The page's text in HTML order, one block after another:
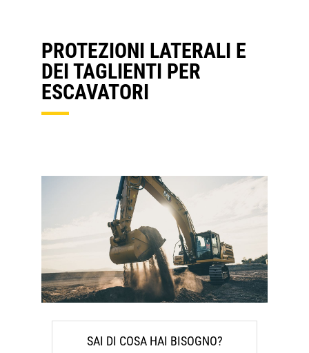
PROTEZIONI LATERALI E
DEI TAGLIENTI PER
ESCAVATORI
SAI DI COSA HAI BISOGNO?